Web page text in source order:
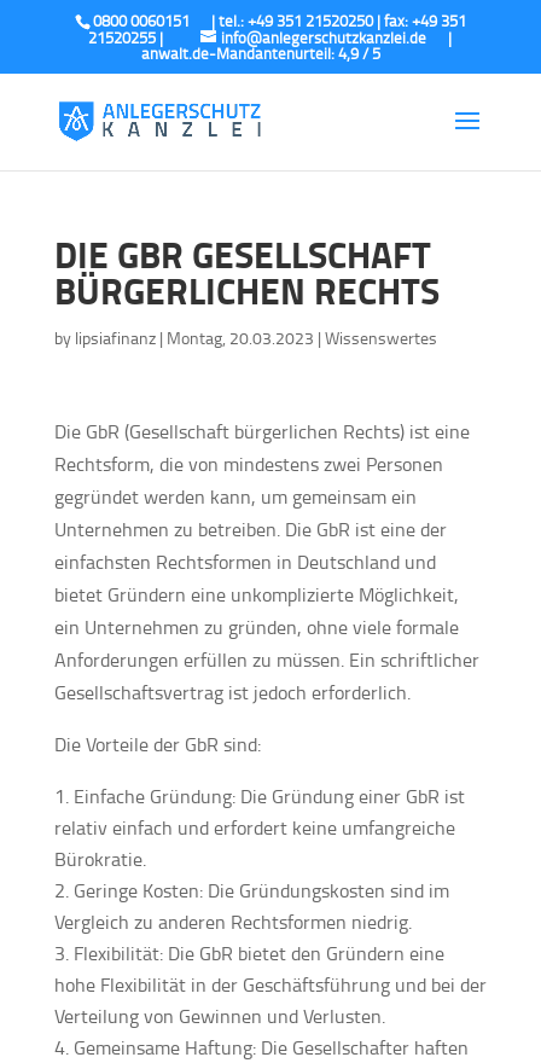
0800 0060151
info@anlegerschutzkanzlei.de
DIE GBR GESELLSCHAFT
BÜRGERLICHEN RECHTS
by lipsiafinanz| Montag, 20.03.2023 | Wissenswertes
Die GbR (Gesellschaft bürgerlichen Rechts) ist eine
Rechtsform, die von mindestens zwei Personen
gegründet werden kann, um gemeinsam ein
Unternehmen zu betreiben. Die GbR ist eine der
einfachsten Rechtsformen in Deutschland und
bietet Gründern eine unkomplizierte Möglichkeit,
ein Unternehmen zu gründen, ohne viele formale
Anforderungen erfüllen zu müssen. Ein schriftlicher
Gesellschaftsvertrag ist jedoch erforderlich.
Die Vorteile der GbR sind:
Einfache Gründung: Die Gründung einer GbR ist
relativ einfach und erfordert keine umfangreiche
Bürokratie.
Geringe Kosten: Die Gründungskosten sind im
Vergleich zu anderen Rechtsformen niedrig.
Flexibilität: Die GbR bietet den Gründern eine
hohe Flexibilität in der Geschäftsführung und bei der
Verteilung von Gewinnen und Verlusten.
Gemeinsame Haftung: Die Gesellschafter haften